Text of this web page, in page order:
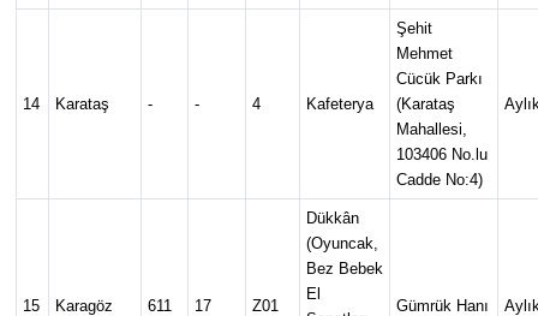
14 Karataş - - 4 Kafeterya
Şehit
Mehmet
Cücük Parkı
(Karataş
Mahallesi,
103406 No.lu
Cadde No:4)
15 Karagöz 611 17 Z01
Dükkân
(Oyuncak,
Bez Bebek
El
Gümrük Hanı